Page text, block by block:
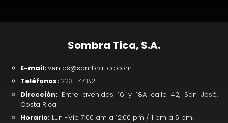
Sombra Tica, S.A.
E-mail:ventas@sombratica.com
Teléfonos: 2231-4482
Dirección: Entre avenidas 16 y 18A calle 42, San José,
Costa Rica
Horario: Lun -Vie 7:00 am a 12:00 pm / 1 pm a 5 pm.